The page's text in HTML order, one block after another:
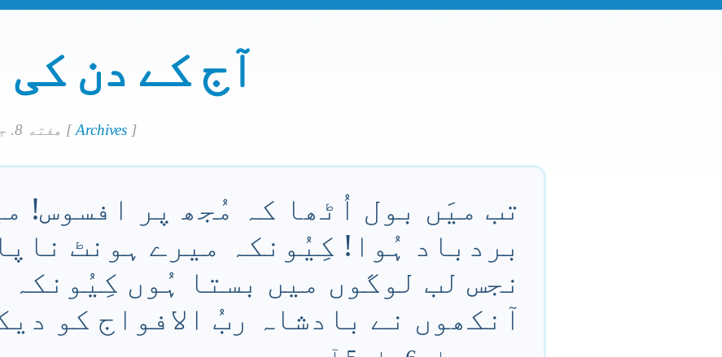
آج کے دن
[Archives ]
تب میَں بول اُٹھا کہ مُجھ پر افسوس!
بردباد ہُوا! کِیُونکہ میرے ہونٹ
نجس لب لوگوں میں بستا ہُوں کِیُونکہ
آنکھوں نے بادشاہ ربُ الافواج کو